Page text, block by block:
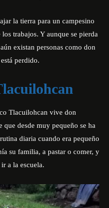
la tierra para un campesino
trabajos. Y aunque se pierda
existan personas como don
perdido.
Tlacuilohcan vive don
desde muy pequeño se ha
diaria cuando era pequeño
su familia, a pastar o comer, y
a la escuela.